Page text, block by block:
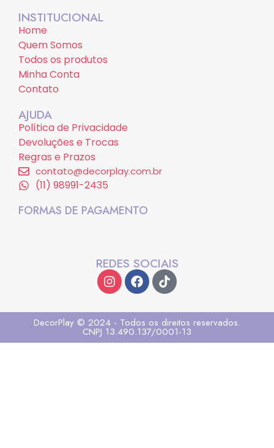
INSTITUCIONAL
Home
Quem Somos
Todos os produtos
Minha Conta
Contato
AJUDA
Política de Privacidade
Devoluções e Trocas
Regras e Prazos
contato@decorplay.com.br
(11) 98991-2435
FORMAS DE PAGAMENTO
REDES SOCIAIS
DecorPlay © 2024 - Todos os direitos reservados.
CNPJ 13.490.137/0001-13